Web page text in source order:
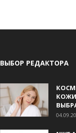
ВЫБОР РЕДАКТОРА